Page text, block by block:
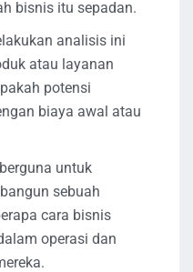
bisnis itu sepadan.
analisis ini
atau layanan
potensi
biaya awal atau
untuk
sebuah
cara bisnis
operasi dan